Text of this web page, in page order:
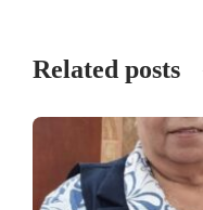
Related posts